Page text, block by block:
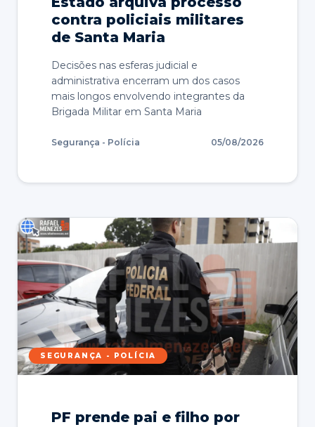
contra policiais militares
de Santa Maria
Decisões nas esferas judicial e
administrativa encerram um dos casos
mais longos envolvendo integrantes da
Brigada Militar em Santa Maria
Segurança - Polícia 05/08/2026
SEGURANÇA - POLÍCIA
PF prende pai e filho por